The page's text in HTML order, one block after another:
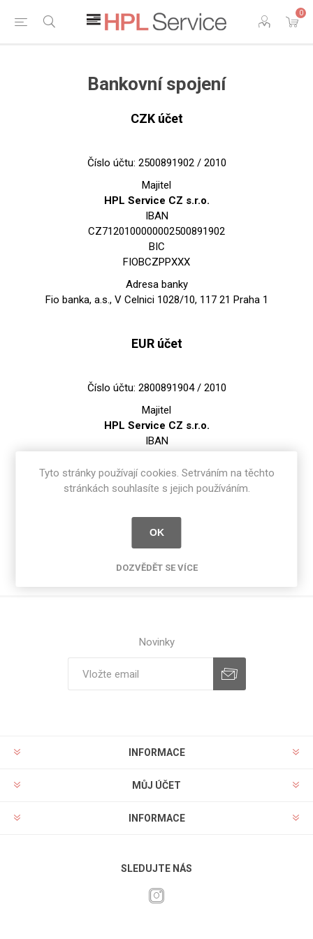
0
Bankovní spojení
CZK účet
Číslo účtu: 2500891902 / 2010
Majitel
HPL Service CZ s.r.o.
IBAN
CZ7120100000002500891902
BIC
FIOBCZPPXXX
Adresa banky
Fio banka, a.s., V Celnici 1028/10, 117 21 Praha 1
EUR účet
Číslo účtu: 2800891904 / 2010
Majitel
HPL Service CZ s.r.o.
IBAN
BIC
FIOBCZPPXXX
Novinky
INFORMACE
MŮJ ÚČET
INFORMACE
SLEDUJTE NÁS
Tyto stránky používají cookies. Setrváním na těchto
stránkách souhlasíte s jejich používáním.
OK
DOZVĚDĚT SE VÍCE